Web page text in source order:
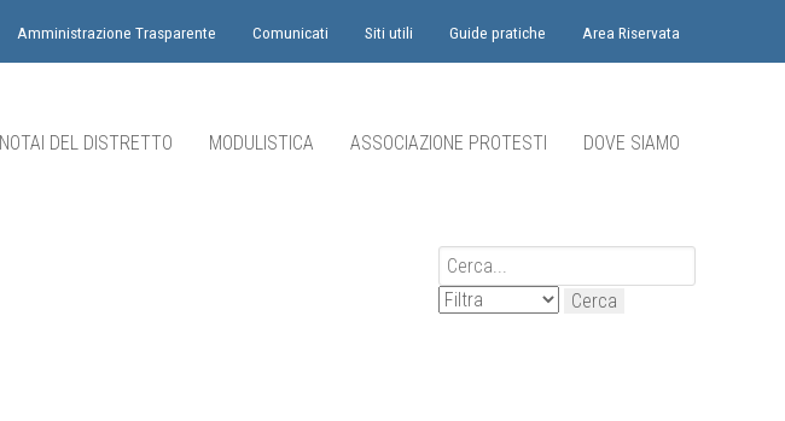
Amministrazione Trasparente Comunicati Siti utili Guide pratiche Area Riservata
NOTAI DEL DISTRETTO MODULISTICA ASSOCIAZIONE PROTESTI DOVE SIAMO